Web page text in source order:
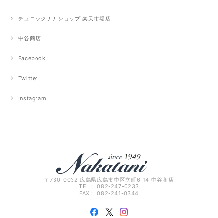
チュニックナナショップ 楽天市場店
中谷商店
Facebook
Twitter
Instagram
〒730-0032 広島県広島市中区立町6-14 中谷商店
TEL： 082-247-0233
FAX： 082-241-0344